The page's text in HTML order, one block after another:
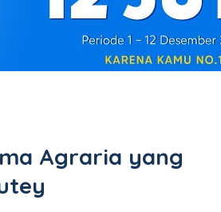
Agraria yang